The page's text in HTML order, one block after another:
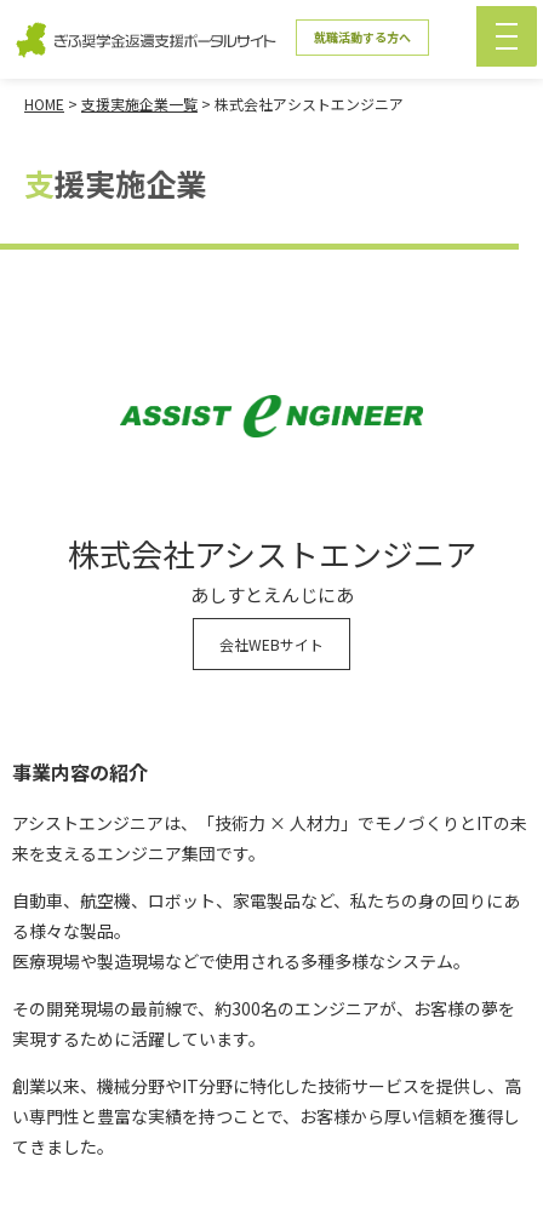
就職活動する方へ
HOME > 支援実施企業一覧 > 株式会社アシストエンジニア
支援実施企業
株式会社アシストエンジニア
あしすとえんじにあ
会社WEBサイト
事業内容の紹介
アシストエンジニアは、「技術力 × 人材力」でモノづくりとITの未
来を支えるエンジニア集団です。
自動車、航空機、ロボット、家電製品など、私たちの身の回りにあ
る様々な製品。
医療現場や製造現場などで使用される多種多様なシステム。
その開発現場の最前線で、約300名のエンジニアが、お客様の夢を
実現するために活躍しています。
創業以来、機械分野やIT分野に特化した技術サービスを提供し、高
い専門性と豊富な実績を持つことで、お客様から厚い信頼を獲得し
てきました。